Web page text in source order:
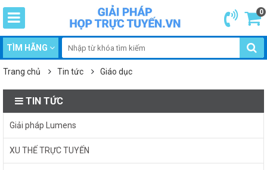
0
TÌM HÃNG
Trang chủ Tin tức Giáo dục
TIN TỨC
Giải pháp Lumens
XU THẾ TRỰC TUYẾN